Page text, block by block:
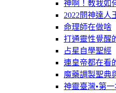
神啊！教我如
2022問神達人
命理師在做啥
打通靈性覺醒
占星自學聖經
連皇帝都在看
魔藥調製聖典
神靈臺灣•第